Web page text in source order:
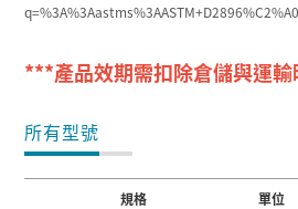
q=%3A%3Aastms%3AASTM+D2896%C2%A0
***產品效期需扣除倉儲與運
所有型號
規格 單位